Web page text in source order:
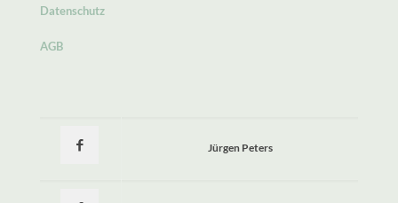
Datenschutz
AGB
Jürgen Peters